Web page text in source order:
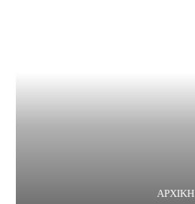
ΑΡΧΙΚΗ